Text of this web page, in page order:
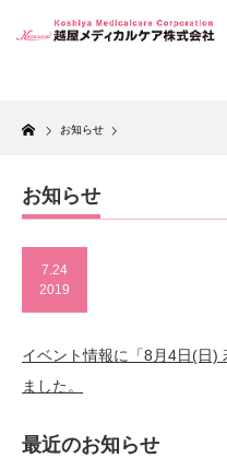
Home
お知らせ
お知らせ
7.24
2019
イベント情報に「8月4日(日)
ました。
最近のお知らせ